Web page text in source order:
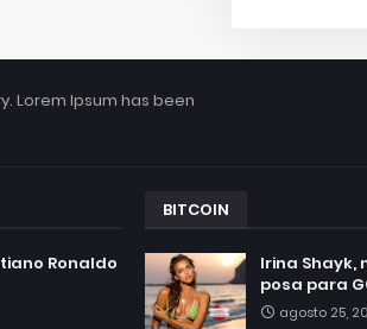
Lorem Ipsum has been
Ronaldo
BITCOIN
Irina Shayk,
posa para
agosto 25,